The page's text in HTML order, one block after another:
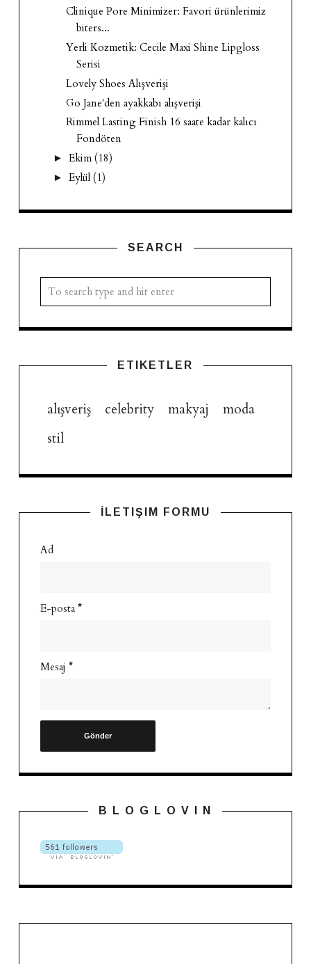
Clinique Pore Minimizer: Favori ürünlerimiz
biters...
Yerli Kozmetik: Cecile Maxi Shine Lipgloss
Serisi
Lovely Shoes Alışverişi
Go Jane'den ayakkabı alışverişi
Rimmel Lasting Finish 16 saate kadar kalıcı
Fondöten
► Ekim (18)
► Eylül (1)
SEARCH
ETIKETLER
alışveriş celebrity makyaj
moda
stil
İLETIŞIM FORMU
Ad
E-posta *
Mesaj *
B L O G L O V I N